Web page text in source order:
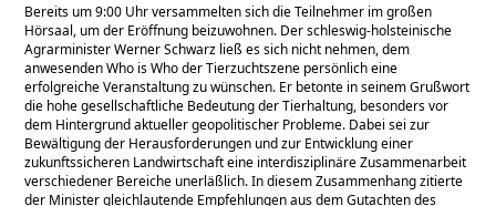
Bereits um 9:00 Uhr versammelten sich die Teilnehmer im großen
Hörsaal, um der Eröffnung beizuwohnen. Der schleswig-holsteinische
Agrarminister Werner Schwarz ließ es sich nicht nehmen, dem
anwesenden Who is Who der Tierzuchtszene persönlich eine
erfolgreiche Veranstaltung zu wünschen. Er betonte in seinem Grußwort
die hohe gesellschaftliche Bedeutung der Tierhaltung, besonders vor
dem Hintergrund aktueller geopolitischer Probleme. Dabei sei zur
Bewältigung der Herausforderungen und zur Entwicklung einer
zukunftssicheren Landwirtschaft eine interdisziplinäre Zusammenarbeit
verschiedener Bereiche unerläßlich. In diesem Zusammenhang zitierte
der Minister gleichlautende Empfehlungen aus dem Gutachten des